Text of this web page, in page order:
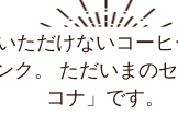
ただけないコー
ク。 ただいまの
コナ」です。